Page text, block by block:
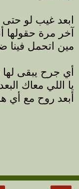
ابعد غيب لو حتى
آخر مرة حقولها
مين اتحمل فينا
أي جرح يبقى لها
يا اللي معاك
أبعد روح مع أي